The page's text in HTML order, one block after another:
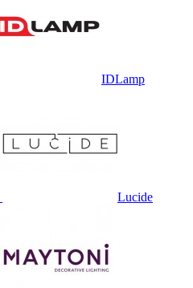
IDLamp
Lucide